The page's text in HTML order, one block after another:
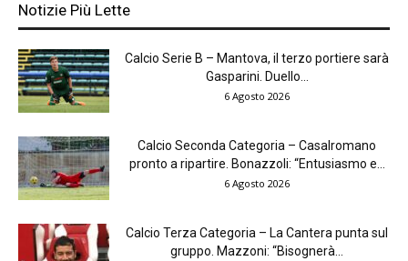
Notizie Più Lette
Calcio Serie B – Mantova, il terzo portiere sarà
Gasparini. Duello...
6 Agosto 2026
Calcio Seconda Categoria – Casalromano
pronto a ripartire. Bonazzoli: “Entusiasmo e...
6 Agosto 2026
Calcio Terza Categoria – La Cantera punta sul
gruppo. Mazzoni: “Bisognerà...